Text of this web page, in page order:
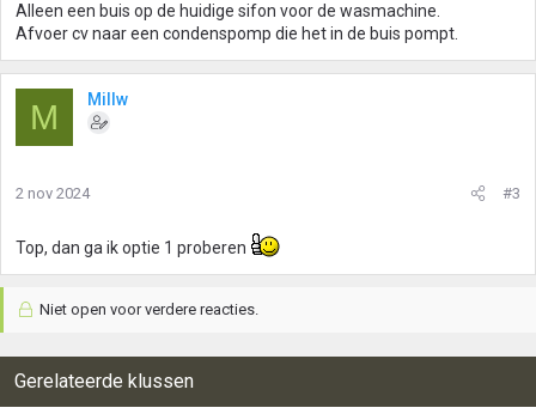
Alleen een buis op de huidige sifon voor de wasmachine.
Afvoer cv naar een condenspomp die het in de buis pompt.
M Millw
2 nov 2024 #3
Top, dan ga ik optie 1 proberen
Niet open voor verdere reacties.
Gerelateerde klussen